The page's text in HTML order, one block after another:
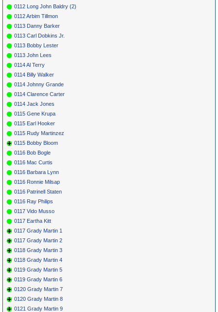
0112 Long John Baldry (2)
0112 Arbim Tillmon
0113 Danny Barker
0113 Carl Dobkins Jr.
0113 Bobby Lester
0113 John Lees
0114 Al Terry
0114 Billy Walker
0114 Johnny Grande
0114 Clarence Carter
0114 Jack Jones
0115 Gene Krupa
0115 Earl Hooker
0115 Rudy Martinzez
0115 Bobby Bloom
0116 Bob Bogle
0116 Mac Curtis
0116 Barbara Lynn
0116 Ronnie Milsap
0116 Patrinell Staten
0116 Ray Philips
0117 Vido Musso
0117 Eartha Kitt
0117 Grady Martin 1
0117 Grady Martin 2
0118 Grady Martin 3
0118 Grady Martin 4
0119 Grady Martin 5
0119 Grady Martin 6
0120 Grady Martin 7
0120 Grady Martin 8
0121 Grady Martin 9